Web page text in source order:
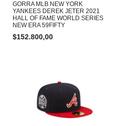
GORRA MLB NEW YORK
YANKEES DEREK JETER 2021
HALL OF FAME WORLD SERIES
NEW ERA 59FIFTY
$152.800,00